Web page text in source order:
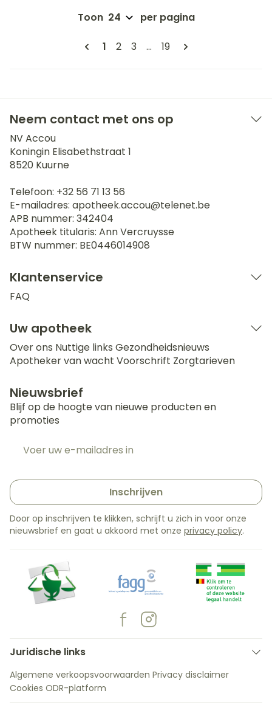
Pagina's
U lees momenteel pagina
1 Pagina
2 Pagina
3 ... Pagina
19
Toon per pagina
Neem contact met ons op
NV Accou
Koningin Elisabethstraat 1
8520 Kuurne
Telefoon: +32 56 71 13 56
E-mailadres: apotheek.accou@telenet.be
APB nummer: 342404
Apotheek titularis: Ann Vercruysse
BTW nummer: BE0446014908
Klantenservice
FAQ
Uw apotheek
Over ons Nuttige links Gezondheidsnieuws
Apotheker van wacht Voorschrift Zorgtarieven
Nieuwsbrief
Blijf op de hoogte van nieuwe producten en
promoties
Inschrijven
Door op inschrijven te klikken, schrijft u zich in voor onze
nieuwsbrief en gaat u akkoord met onze privacy policy.
Juridische links
Algemene verkoopsvoorwaarden Privacy disclaimer
Cookies ODR-platform